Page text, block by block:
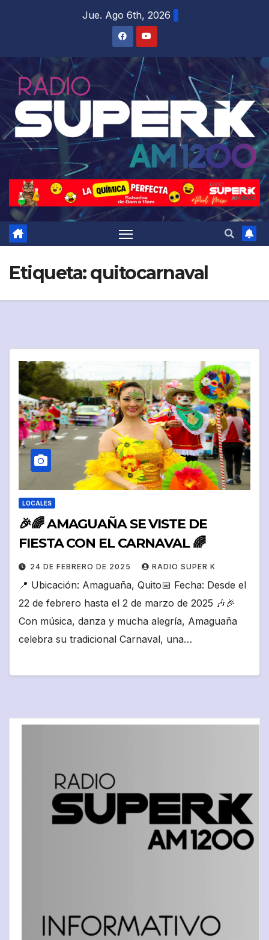
Jue. Ago 6th, 2026
Etiqueta:quitocarnaval
LOCALES
🎉🌈 AMAGUAÑA SE VISTE DE
FIESTA CON EL CARNAVAL 🌈
24 DE FEBRERO DE 2025 RADIO SUPER K
📍 Ubicación: Amaguaña, Quito📅 Fecha: Desde el
22 de febrero hasta el 2 de marzo de 2025 🎶🎉
Con música, danza y mucha alegría, Amaguaña
celebra su tradicional Carnaval, una…